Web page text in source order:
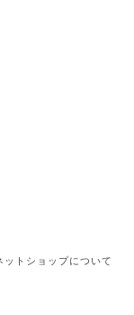
トショップについて